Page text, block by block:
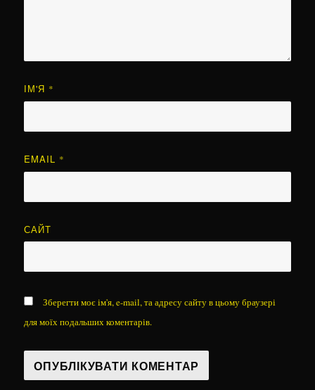
ІМ'Я *
EMAIL *
САЙТ
Зберегти моє ім'я, e-mail, та адресу сайту в цьому браузері
для моїх подальших коментарів.